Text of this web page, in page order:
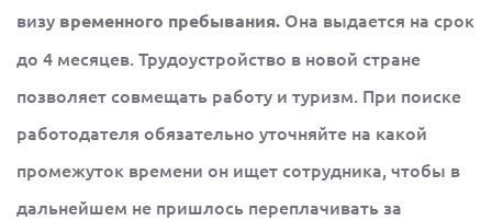
визу временного пребывания. Она выдается на срок
до 4 месяцев. Трудоустройство в новой стране
позволяет совмещать работу и туризм. При поиске
работодателя обязательно уточняйте на какой
промежуток времени он ищет сотрудника, чтобы в
дальнейшем не пришлось переплачивать за